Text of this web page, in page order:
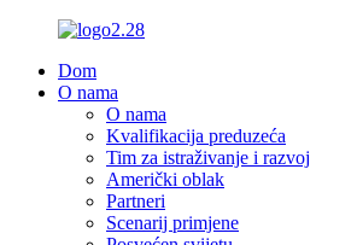
Dom
O nama
O nama
Kvalifikacija preduzeća
Tim za istraživanje i razvoj
Američki oblak
Partneri
Scenarij primjene